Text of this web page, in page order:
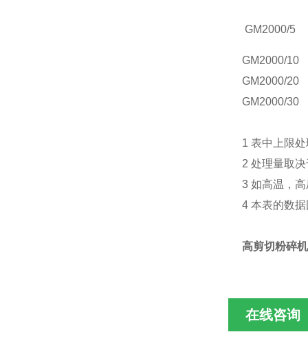
GM2000/5
GM2000/10
GM2000/20
GM2000/30
1 表中上限
2 处理量取
3 如高温，
4 本表的数
高剪切粉碎
在线咨询